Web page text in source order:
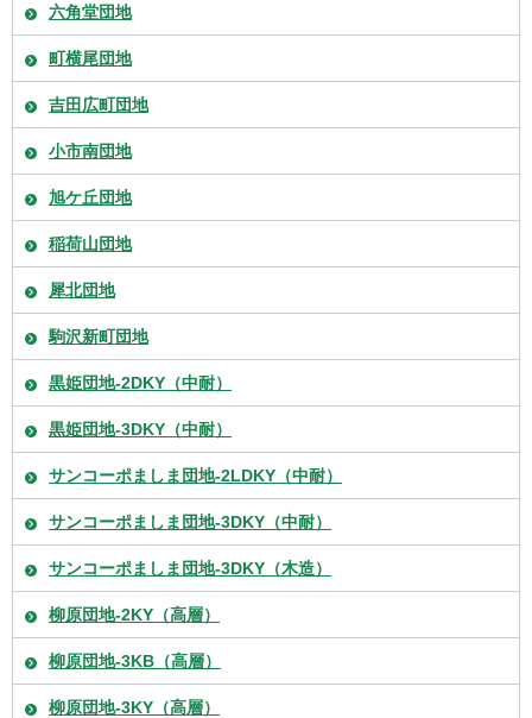
六角堂団地
町横尾団地
吉田広町団地
小市南団地
旭ケ丘団地
稲荷山団地
犀北団地
駒沢新町団地
黒姫団地-2DKY（中耐）
黒姫団地-3DKY（中耐）
サンコーポましま団地-2LDKY（中耐）
サンコーポましま団地-3DKY（中耐）
サンコーポましま団地-3DKY（木造）
柳原団地-2KY（高層）
柳原団地-3KB（高層）
柳原団地-3KY（高層）